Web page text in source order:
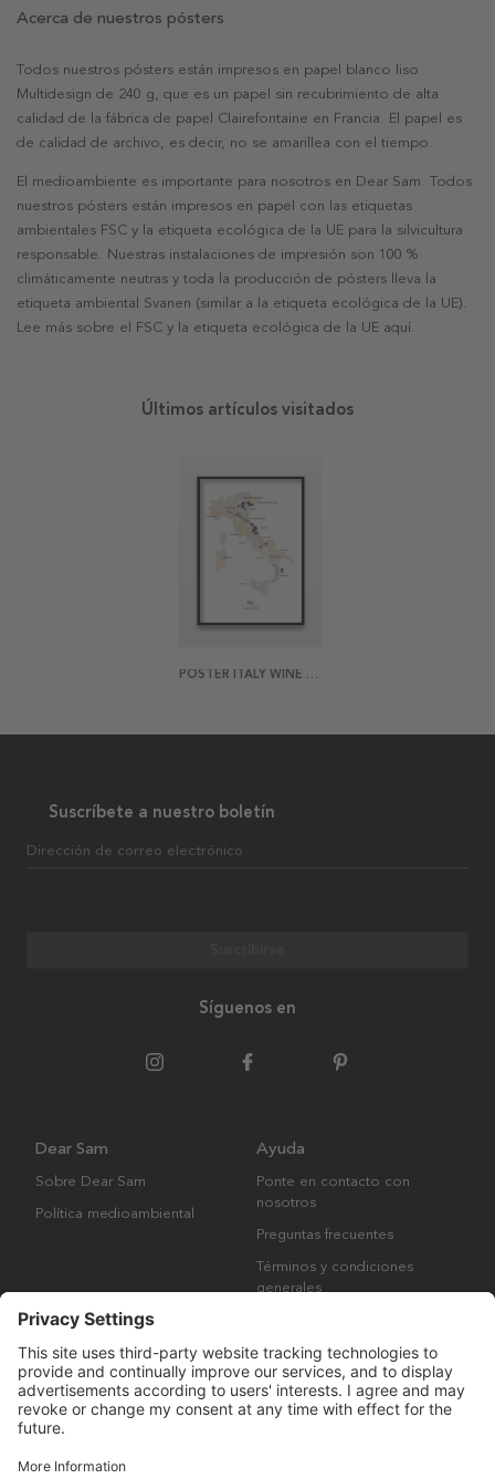
Acerca de nuestros pósters
Todos nuestros pósters están impresos en papel blanco liso
Multidesign de 240 g, que es un papel sin recubrimiento de alta
calidad de la fábrica de papel Clairefontaine en Francia. El papel es
de calidad de archivo, es decir, no se amarillea con el tiempo.
El medioambiente es importante para nosotros en Dear Sam. Todos
nuestros pósters están impresos en papel con las etiquetas
ambientales FSC y la etiqueta ecológica de la UE para la silvicultura
responsable. Nuestras instalaciones de impresión son 100 %
climáticamente neutras y toda la producción de pósters lleva la
etiqueta ambiental Svanen (similar a la etiqueta ecológica de la UE).
Lee más sobre el FSC y la etiqueta ecológica de la UE aquí.
Últimos artículos visitados
POSTER ITALY WINE REGIONS
Suscríbete a nuestro boletín
Dirección de correo electrónico
Síguenos en
Dear Sam
Sobre Dear Sam
Política medioambiental
Ayuda
Ponte en contacto con
nosotros
Preguntas frecuentes
Términos y condiciones
generales
Derechos de autor © Many Brands AB 2023. Todos los derechos